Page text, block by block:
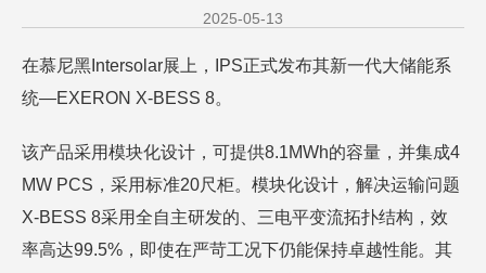
2025-05-13
在慕尼黑Intersolar展上，IPS正式发布其新一代大储能系
统—EXERON X-BESS 8。
该产品采用模块化设计，可提供8.1MWh的容量，并集成4
MW PCS，采用标准20尺柜。模块化设计，解决运输问题
X-BESS 8采用全自主研发的、三电平变流拓扑结构，效
率高达99.5%，即使在严苛工况下仍能保持卓越性能。其